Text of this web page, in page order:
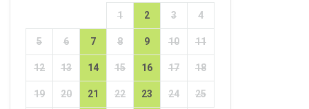
1 2 3 4
5 6 7 8 9 10 11
12 13 14 15 16 17 18
19 20 21 22 23 24 25